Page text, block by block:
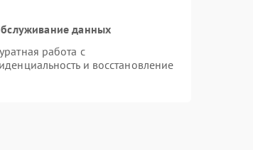
данных
работа с
и восстановление